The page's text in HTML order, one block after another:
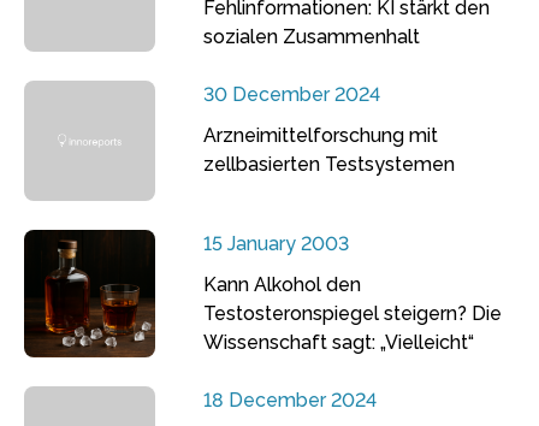
Fehlinformationen: KI stärkt den
sozialen Zusammenhalt
30 December 2024
Arzneimittelforschung mit
zellbasierten Testsystemen
15 January 2003
Kann Alkohol den
Testosteronspiegel steigern? Die
Wissenschaft sagt: „Vielleicht“
18 December 2024